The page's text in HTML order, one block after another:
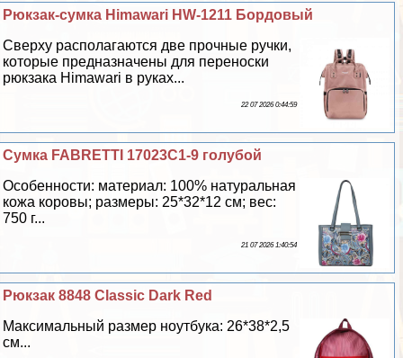
Рюкзак-сумка Himawari HW-1211 Бордовый
Сверху располагаются две прочные ручки,
которые предназначены для переноски
рюкзака Himawari в руках...
22 07 2026 0:44:59
Сумка FABRETTI 17023C1-9 гoлyбой
Особенности: материал: 100% натуральная
кожа коровы; размеры: 25*32*12 см; вес:
750 г...
21 07 2026 1:40:54
Рюкзак 8848 Classic Dark Red
Максимальный размер ноутбука: 26*38*2,5
см...